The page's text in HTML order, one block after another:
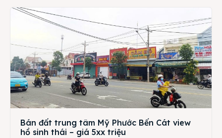
Bán đất trung tâm Mỹ Phước Bến Cát view
hồ sinh thái – giá 5xx triệu